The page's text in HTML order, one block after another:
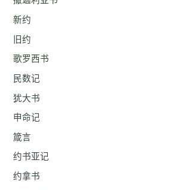
新约
旧约
歌罗西书
民数记
犹大书
申命记
箴言
约书亚记
约拿书